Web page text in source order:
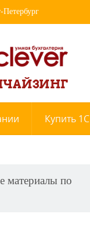
Петербург
Купить 1С
материалы по